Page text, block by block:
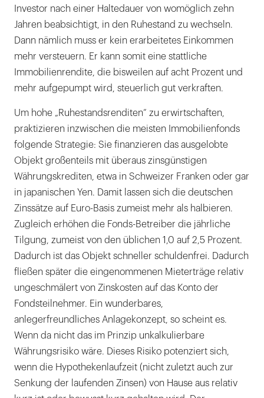
Investor nach einer Haltedauer von womöglich zehn
Jahren beabsichtigt, in den Ruhestand zu wechseln.
Dann nämlich muss er kein erarbeitetes Einkommen
mehr versteuern. Er kann somit eine stattliche
Immobilienrendite, die bisweilen auf acht Prozent und
mehr aufgepumpt wird, steuerlich gut verkraften.
Um hohe „Ruhestandsrenditen“ zu erwirtschaften,
praktizieren inzwischen die meisten Immobilienfonds
folgende Strategie: Sie finanzieren das ausgelobte
Objekt großenteils mit überaus zinsgünstigen
Währungskrediten, etwa in Schweizer Franken oder gar
in japanischen Yen. Damit lassen sich die deutschen
Zinssätze auf Euro-Basis zumeist mehr als halbieren.
Zugleich erhöhen die Fonds-Betreiber die jährliche
Tilgung, zumeist von den üblichen 1,0 auf 2,5 Prozent.
Dadurch ist das Objekt schneller schuldenfrei. Dadurch
fließen später die eingenommenen Mieterträge relativ
ungeschmälert von Zinskosten auf das Konto der
Fondsteilnehmer. Ein wunderbares,
anlegerfreundliches Anlagekonzept, so scheint es.
Wenn da nicht das im Prinzip unkalkulierbare
Währungsrisiko wäre. Dieses Risiko potenziert sich,
wenn die Hypothekenlaufzeit (nicht zuletzt auch zur
Senkung der laufenden Zinsen) von Hause aus relativ